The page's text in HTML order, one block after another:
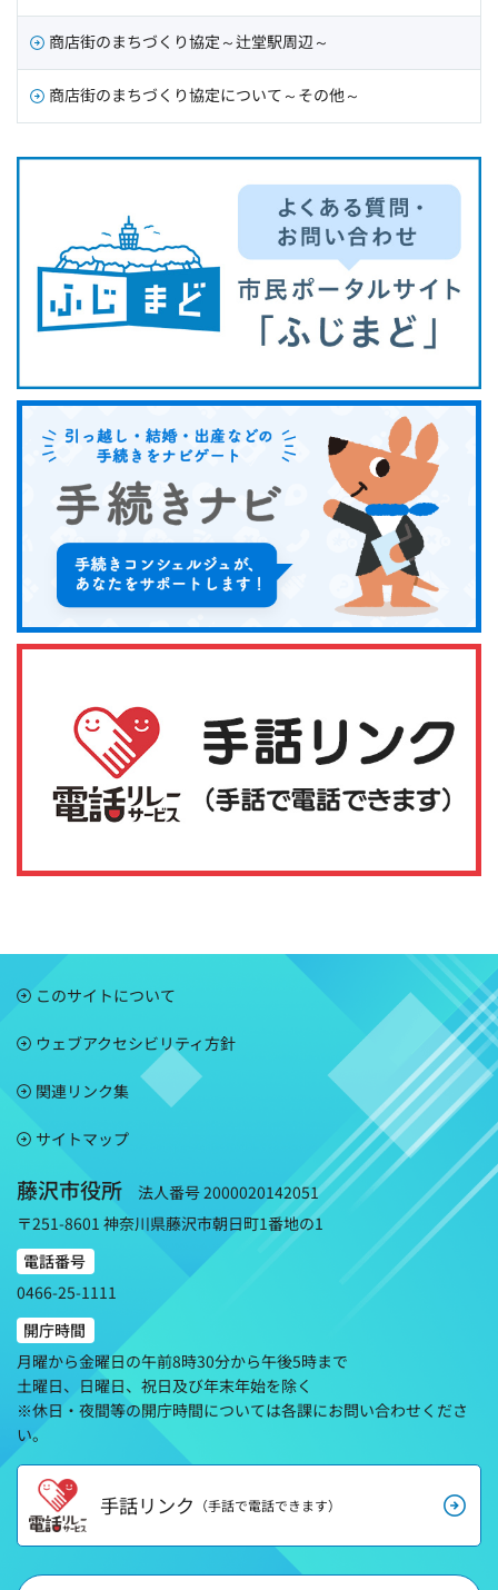
商店街のまちづくり協定～辻堂駅周辺～
商店街のまちづくり協定について～その他～
このサイトについて
ウェブアクセシビリティ方針
関連リンク集
サイトマップ
藤沢市役所
法人番号 2000020142051
〒251-8601 神奈川県藤沢市朝日町1番地の1
電話番号
0466-25-1111
開庁時間
月曜から金曜日の午前8時30分から午後5時まで
土曜日、日曜日、祝日及び年末年始を除く
※休日・夜間等の開庁時間については各課にお問い合わせくださ
い。
手話リンク （手話で電話できます）